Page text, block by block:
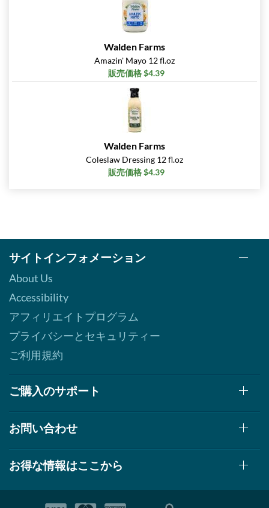
Thousand Island
ORIGINAL 12 fl.oz
販売価格: $3.95
ディスカウント％ 44%
Zesty Italian 12 fl.oz
販売価格: $4.39
ディスカウント％ 38%
Kick'N Cajun 12 fl.oz
Caesar 12 fl.oz
販売価格: $4.39
Email me when available
Raspberry Vinaigrette 12
ディスカウント％ 38%
Out of stock
Email me when available
Super Fruits Balsamic
販売価格: $4.39
ディスカウント％ 38%
Walden Farms
Amazin' Mayo 12 fl.oz
販売価格 $4.39
Walden Farms
Coleslaw Dressing 12 fl.oz
販売価格 $4.39
サイトインフォメーション
About Us
Accessibility
アフィリエイトプログラム
プライバシーとセキュリティー
ご利用規約
ご購入のサポート
お問い合わせ
お得な情報はここから